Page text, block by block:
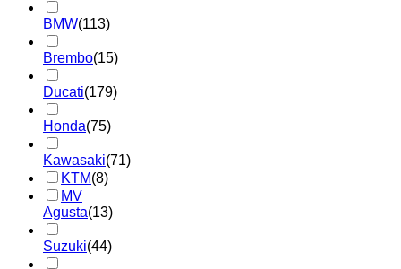
BMW(113)
Brembo(15)
Ducati(179)
Honda(75)
Kawasaki(71)
KTM(8)
MV
Agusta(13)
Suzuki(44)